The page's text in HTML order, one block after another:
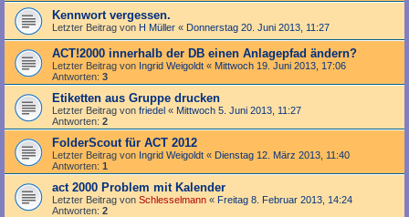
Kennwort vergessen.
Letzter Beitrag von H Müller « Donnerstag 20. Juni 2013, 11:27
ACT!2000 innerhalb der DB einen Anlagepfad ändern?
Letzter Beitrag von Ingrid Weigoldt « Mittwoch 19. Juni 2013, 17:06
Antworten: 3
Etiketten aus Gruppe drucken
Letzter Beitrag von friedel « Mittwoch 5. Juni 2013, 11:27
Antworten: 2
FolderScout für ACT 2012
Letzter Beitrag von Ingrid Weigoldt « Dienstag 12. März 2013, 11:40
Antworten: 1
act 2000 Problem mit Kalender
Letzter Beitrag von Schlesselmann « Freitag 8. Februar 2013, 14:24
Antworten: 2